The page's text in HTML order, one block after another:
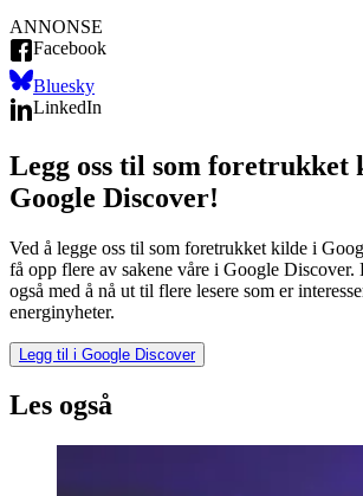
ANNONSE
Facebook
Bluesky
LinkedIn
Legg oss til som foretrukket
Google Discover!
Ved å legge oss til som foretrukket kilde i
få opp flere av sakene våre i Google Discover.
også med å nå ut til flere lesere som er
energinyheter.
Legg til i Google Discover
Les også